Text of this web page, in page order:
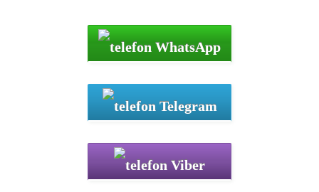
WhatsApp
Telegram
Viber